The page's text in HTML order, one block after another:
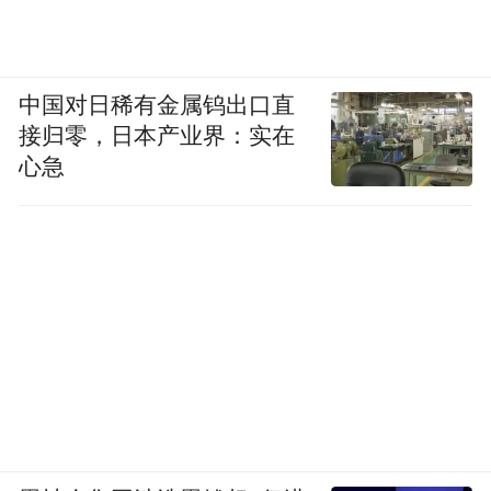
中国对日稀有金属钨出口直
接归零，日本产业界：实在
心急